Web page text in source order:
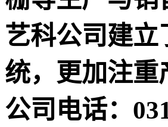
艺科公司建
统，更加注重
公司电话：